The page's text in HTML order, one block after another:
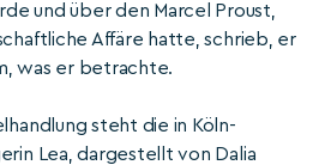
und über den Marcel Proust,
Affäre hatte, schrieb, er
was er betrachte.
steht die in Köln-
Lea, dargestellt von Dalia